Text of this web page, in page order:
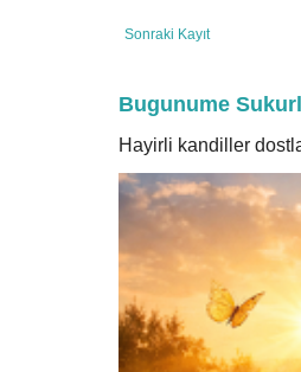
Sonraki Kayıt
Bugunume
Hayirli kandiller